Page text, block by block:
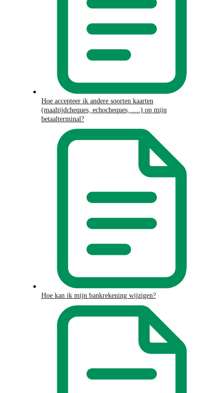
Hoe accepteer ik andere soorten kaarten
(maaltijdcheques, echocheques, ….) op mijn
betaalterminal?
Hoe kan ik mijn bankrekening wijzigen?